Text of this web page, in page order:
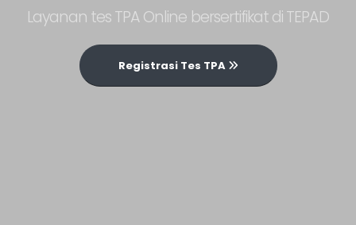
Layanan tes TPA Online bersertifikat di TEPAD
Registrasi Tes TPA